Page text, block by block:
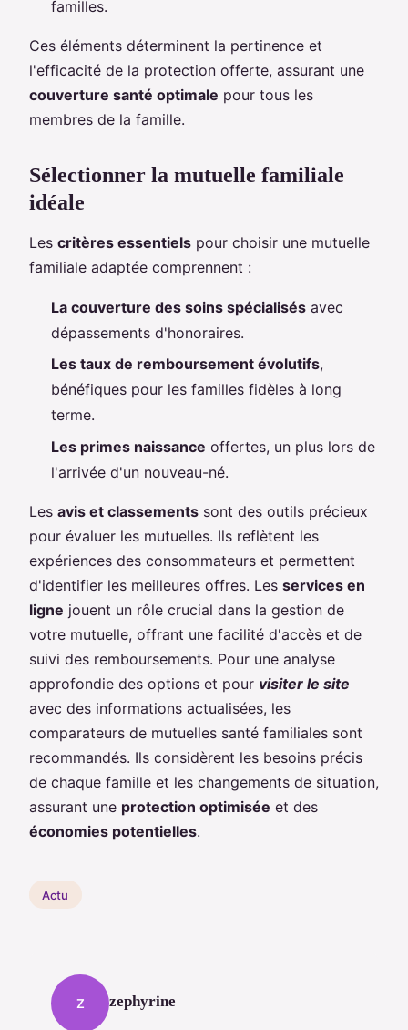
familles.
Ces éléments déterminent la pertinence et
l'efficacité de la protection offerte, assurant une
couverture santé optimale pour tous les
membres de la famille.
Sélectionner la mutuelle familiale
idéale
Les critères essentiels pour choisir une mutuelle
familiale adaptée comprennent :
La couverture des soins spécialisés avec
dépassements d'honoraires.
Les taux de remboursement évolutifs,
bénéfiques pour les familles fidèles à long
terme.
Les primes naissance offertes, un plus lors de
l'arrivée d'un nouveau-né.
Les avis et classements sont des outils précieux
pour évaluer les mutuelles. Ils reflètent les
expériences des consommateurs et permettent
d'identifier les meilleures offres. Les services en
ligne jouent un rôle crucial dans la gestion de
votre mutuelle, offrant une facilité d'accès et de
suivi des remboursements. Pour une analyse
approfondie des options et pour visiter le site
avec des informations actualisées, les
comparateurs de mutuelles santé familiales sont
recommandés. Ils considèrent les besoins précis
de chaque famille et les changements de situation,
assurant une protection optimisée et des
économies potentielles.
Actu
Z zephyrine